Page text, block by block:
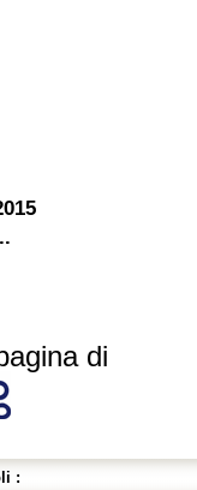
di
: